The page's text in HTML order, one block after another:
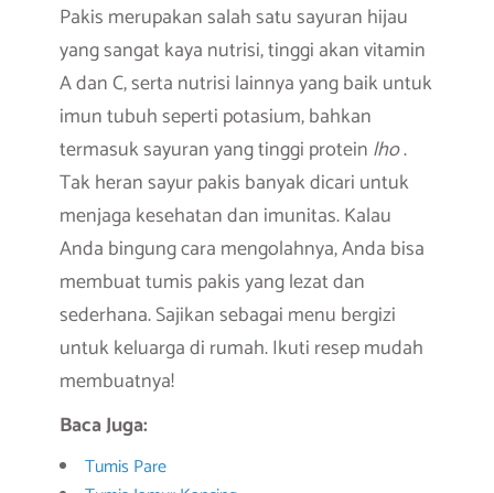
Pakis merupakan salah satu sayuran hijau
yang sangat kaya nutrisi, tinggi akan vitamin
A dan C, serta nutrisi lainnya yang baik untuk
imun tubuh seperti potasium, bahkan
termasuk sayuran yang tinggi protein lho.
Tak heran sayur pakis banyak dicari untuk
menjaga kesehatan dan imunitas. Kalau
Anda bingung cara mengolahnya, Anda bisa
membuat tumis pakis yang lezat dan
sederhana. Sajikan sebagai menu bergizi
untuk keluarga di rumah. Ikuti resep mudah
membuatnya!
Baca Juga:
Tumis Pare